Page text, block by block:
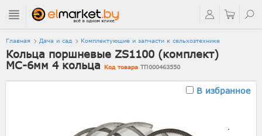
Главная Дача и сад Комплектующие и запчасти к сельхозтехнике
Кольца поршневые ZS1100 (комплект)
МС-6мм 4 кольца
Код товара ТП000463550
В избранное